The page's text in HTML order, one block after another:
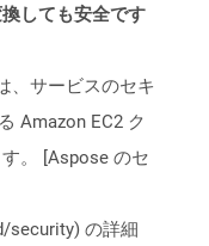
しても安全です
、サービスのセキ
Amazon EC2 ク
。 [Aspose のセ
security) の詳細